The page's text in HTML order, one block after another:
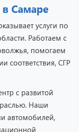
Самаре
услуги по
Работаем с
помогаем
соответствия, СГР
с развитой
Наши
автомобилей,